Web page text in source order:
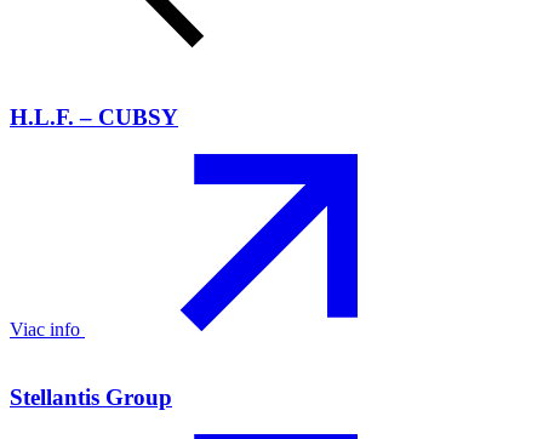
H.L.F. – CUBSY
Viac info
Stellantis Group